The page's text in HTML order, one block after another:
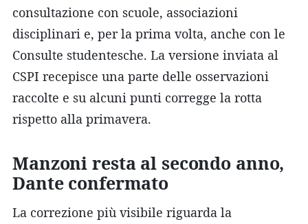
consultazione con scuole, associazioni
disciplinari e, per la prima volta, anche con le
Consulte studentesche. La versione inviata al
CSPI recepisce una parte delle osservazioni
raccolte e su alcuni punti corregge la rotta
rispetto alla primavera.
Manzoni resta al secondo anno,
Dante confermato
La correzione più visibile riguarda la